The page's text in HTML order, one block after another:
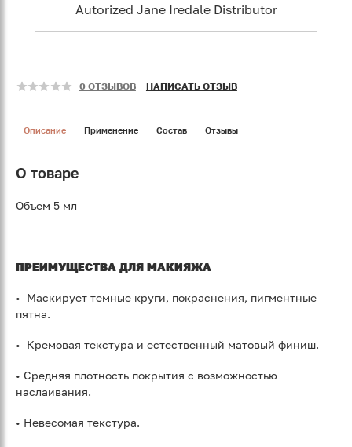
Autorized Jane Iredale Distributor
0 ОТЗЫВОВ НАПИСАТЬ ОТЗЫВ
Описание Применение Состав Отзывы
О товаре
Объем 5 мл
ПРЕИМУЩЕСТВА ДЛЯ МАКИЯЖА
• Маскирует темные круги, покраснения, пигментные
пятна.
• Кремовая текстура и естественный матовый финиш.
• Средняя плотность покрытия с возможностью
наслаивания.
• Невесомая текстура.